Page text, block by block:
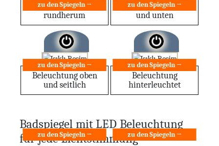
zu den Spiegeln → zu den Spiegeln →
zu den Spiegeln →
Beleuchtung
rundherum
zu den Spiegeln →
Beleuchtung oben
und unten
zu den Spiegeln →
Beleuchtung oben
und seitlich
zu den Spiegeln →
Beleuchtung
hinterleuchtet
Badspiegel mit LED Beleuchtung
für jede Lichtstimmung